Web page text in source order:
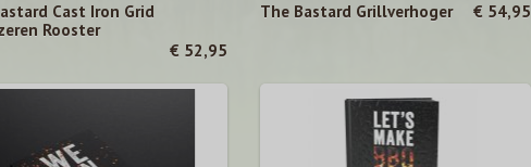
Cast Iron Grid
Rooster
€ 52,95
The Bastard Grillverhoger € 54,95